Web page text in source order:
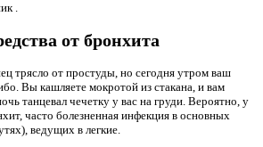
.
от бронхита
трясло от простуды, но сегодня утром ваш
Вы кашляете мокротой из стакана, и вам
танцевал чечетку у вас на груди. Вероятно, у
часто болезненная инфекция в основных
ведущих в легкие.